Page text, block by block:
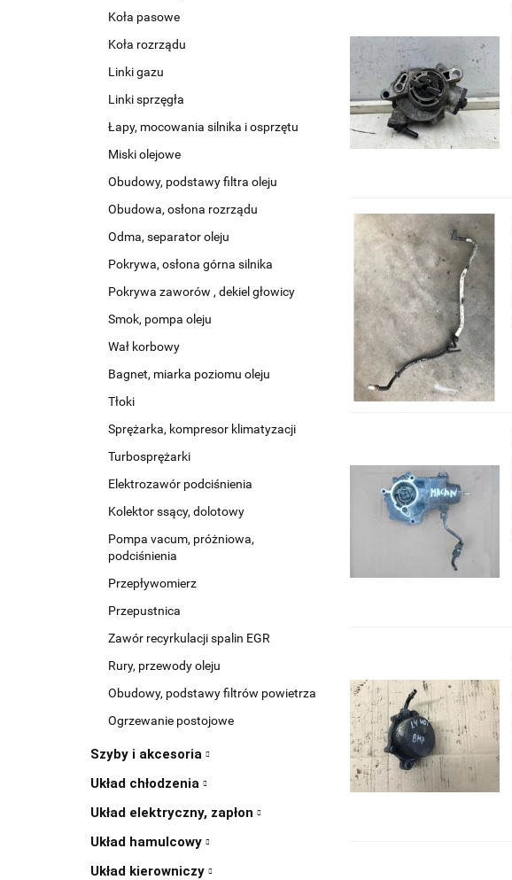
Koła pasowe
Koła rozrządu
Linki gazu
Linki sprzęgła
Łapy, mocowania silnika i osprzętu
Miski olejowe
Obudowy, podstawy filtra oleju
Obudowa, osłona rozrządu
Odma, separator oleju
Pokrywa, osłona górna silnika
Pokrywa zaworów , dekiel głowicy
Smok, pompa oleju
Wał korbowy
Bagnet, miarka poziomu oleju
Tłoki
Sprężarka, kompresor klimatyzacji
Turbosprężarki
Elektrozawór podciśnienia
Kolektor ssący, dolotowy
Pompa vacum, próżniowa,
podciśnienia
Przepływomierz
Przepustnica
Zawór recyrkulacji spalin EGR
Rury, przewody oleju
Obudowy, podstawy filtrów powietrza
Ogrzewanie postojowe
Szyby i akcesoria
Układ chłodzenia
Układ elektryczny, zapłon
Układ hamulcowy
Układ kierowniczy